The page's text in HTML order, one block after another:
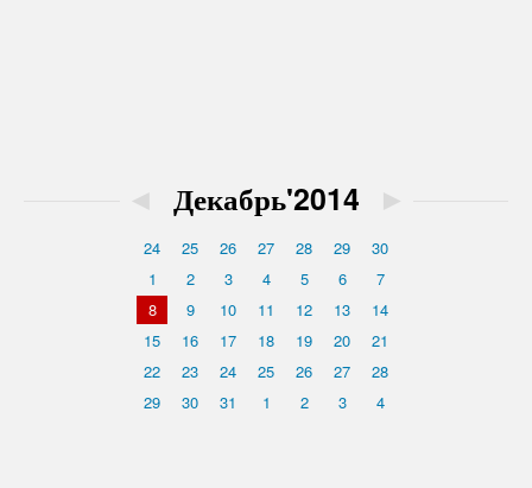
◄ Декабрь'2014 ►
24 25 26 27 28 29
30
1
2 3 4 5 6
7
8
9 10 11 12 13
14
15
16 17 18 19 20
21
22
23 24 25 26 27
28
29
30 31 1 2 3 4